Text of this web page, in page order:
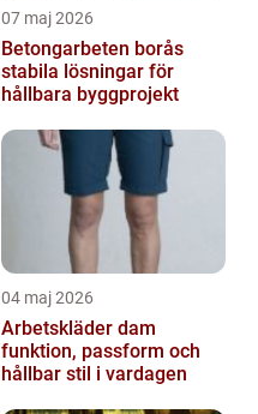
07 maj 2026
Betongarbeten borås
stabila lösningar för
hållbara byggprojekt
04 maj 2026
Arbetskläder dam
funktion, passform och
hållbar stil i vardagen